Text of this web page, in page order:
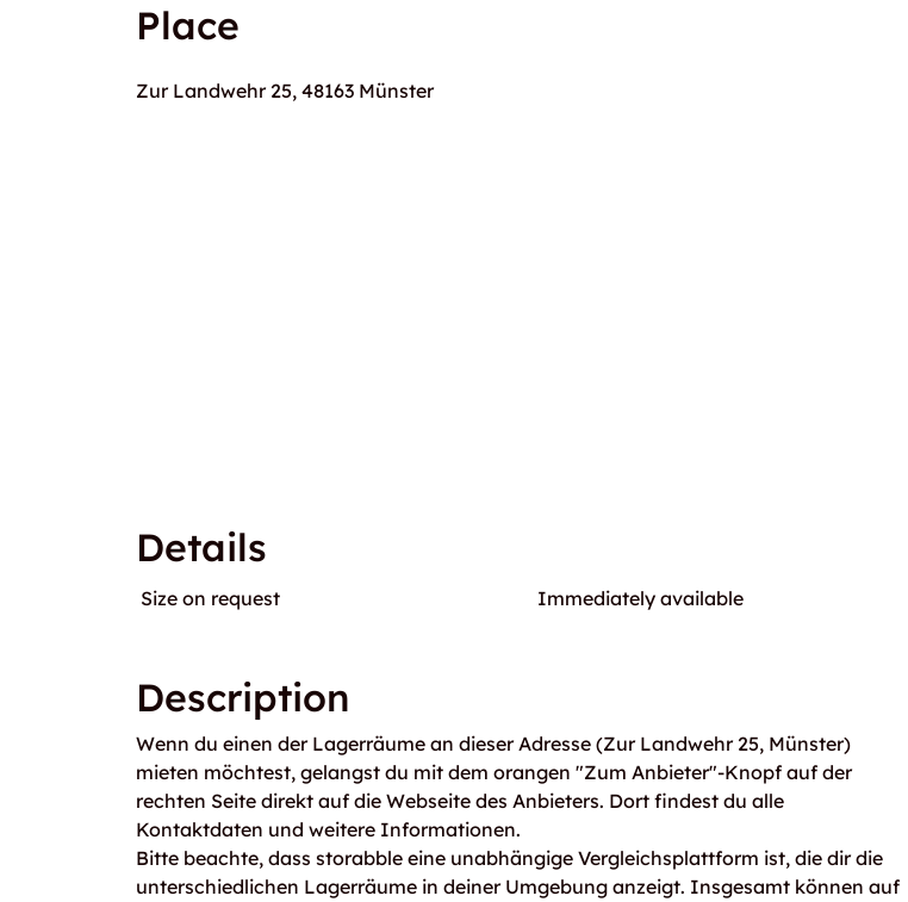
Place
Zur Landwehr 25, 48163 Münster
Details
Size on request Immediately available
Description
Wenn du einen der Lagerräume an dieser Adresse (Zur Landwehr 25, Münster)
mieten möchtest, gelangst du mit dem orangen "Zum Anbieter"-Knopf auf der
rechten Seite direkt auf die Webseite des Anbieters. Dort findest du alle
Kontaktdaten und weitere Informationen.
Bitte beachte, dass storabble eine unabhängige Vergleichsplattform ist, die dir die
unterschiedlichen Lagerräume in deiner Umgebung anzeigt. Insgesamt können auf